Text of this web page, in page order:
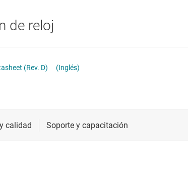
Pasivo y discreto
Radiofrecuencia y microondas
lógicos configurables y programables
de reloj
(Rev. D) (Inglés)